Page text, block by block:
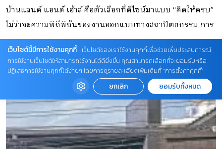
บ้านแลนด์ แอนด์ เฮ้าส์ คือตัวเลือกที่ดีไซน์มาแบบ “คิดให้ครบ”
ไม่ว่าจะความพิถีพิถันของงานออกแบบทางสถาปัตยกรรม การ
วางผังและความสัมพันธ์ของพื้นที่ใช้สอย
เว็บไซต์นี้มีการใช้งานคุกกี้
เว็บไซต์ของเราใช้งานคุกกี้เพื่อช่วยเพิ่มประสบการณ์
การใช้งานเว็บไซต์ให้สามารถใช้งานได้ดียิ่งขึ้น คุณสามารถเลือกที่จะยอมรับหรือ
ปฏิเสธการใช้งานคุกกี้ได้ง่ายๆ โดยการดูรายละเอียดเพิ่มเติมที่ “การตั้งค่าคุกกี้”
ยกเลิก ยอมรับทั้งหมด